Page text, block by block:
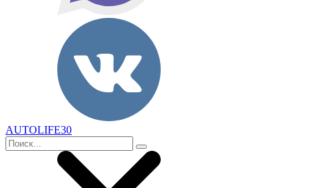
AUTOLIFE30